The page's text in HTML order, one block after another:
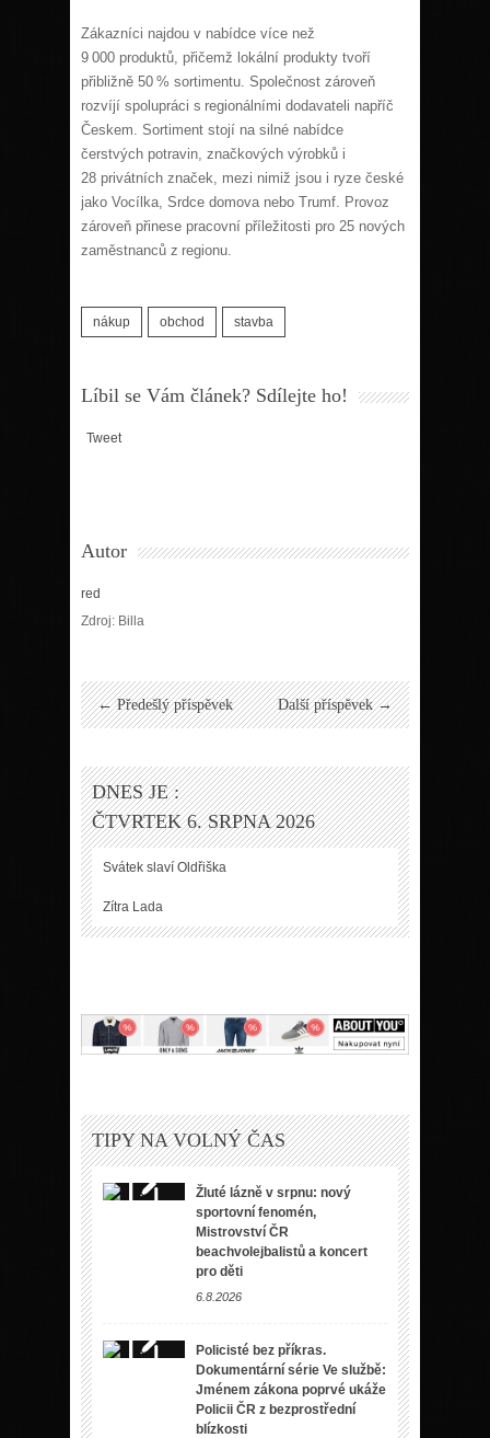
Zákazníci najdou v nabídce více než
9 000 produktů, přičemž lokální produkty tvoří
přibližně 50 % sortimentu. Společnost zároveň
rozvíjí spolupráci s regionálními dodavateli napříč
Českem. Sortiment stojí na silné nabídce
čerstvých potravin, značkových výrobků i
28 privátních značek, mezi nimiž jsou i ryze české
jako Vocílka, Srdce domova nebo Trumf. Provoz
zároveň přinese pracovní příležitosti pro 25 nových
zaměstnanců z regionu.
nákup obchod stavba
Líbil se Vám článek? Sdílejte ho!
Tweet
Autor
red
Zdroj: Billa
← Předešlý příspěvek Další příspěvek →
DNES JE :
ČTVRTEK 6. SRPNA 2026
Svátek slaví Oldřiška
Zítra Lada
TIPY NA VOLNÝ ČAS
Žluté lázně v srpnu: nový
sportovní fenomén,
Mistrovství ČR
beachvolejbalistů a koncert
pro děti
6.8.2026
Policisté bez příkras.
Dokumentární série Ve službě:
Jménem zákona poprvé ukáže
Policii ČR z bezprostřední
blízkosti